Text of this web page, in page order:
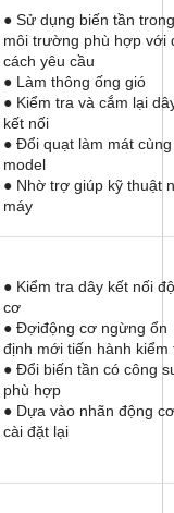
● Sử dụng biến tần trong
môi trường phù hợp với
cách yêu cầu
● Làm thông ống gió
● Kiểm tra và cắm lại
kết nối
● Đổi quạt làm mát cùng
model
● Nhờ trợ giúp kỹ thuật
máy
● Kiểm tra dây kết nối
cơ
● Đợiđộng cơ ngừng ổn
định mới tiến hành kiểm
● Đổi biến tần có công
phù hợp
● Dựa vào nhãn động cơ
cài đặt lại